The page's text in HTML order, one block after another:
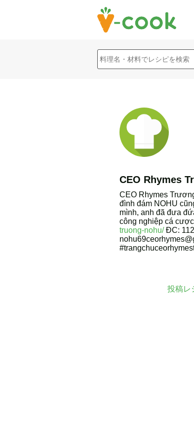
CEO Rhymes
CEO Rhymes
đình đám NOHU
mình, anh đã đưa
công nghiệp cá
truong-nohu/ĐC: 112
投稿レ